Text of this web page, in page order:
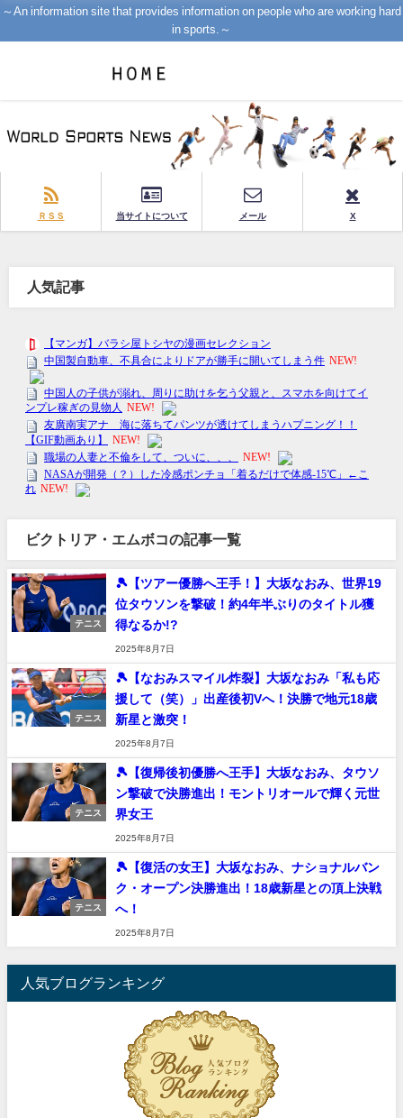
～An information site that provides information on people who are working hard
in sports.～
ＲＳＳ 当サイトについて メール X
人気記事
ビクトリア・エムボコの記事一覧
テニス
🎾【ツアー優勝へ王手！】大坂なおみ、世界19
位タウソンを撃破！約4年半ぶりのタイトル獲
得なるか!?
2025年8月7日
テニス
🎾【なおみスマイル炸裂】大坂なおみ「私も応
援して（笑）」出産後初Vへ！決勝で地元18歳
新星と激突！
2025年8月7日
テニス
🎾【復帰後初優勝へ王手】大坂なおみ、タウソ
ン撃破で決勝進出！モントリオールで輝く元世
界女王
2025年8月7日
テニス
🎾【復活の女王】大坂なおみ、ナショナルバン
ク・オープン決勝進出！18歳新星との頂上決戦
へ！
2025年8月7日
人気ブログランキング